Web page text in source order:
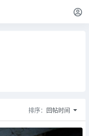
排序： 回帖时间